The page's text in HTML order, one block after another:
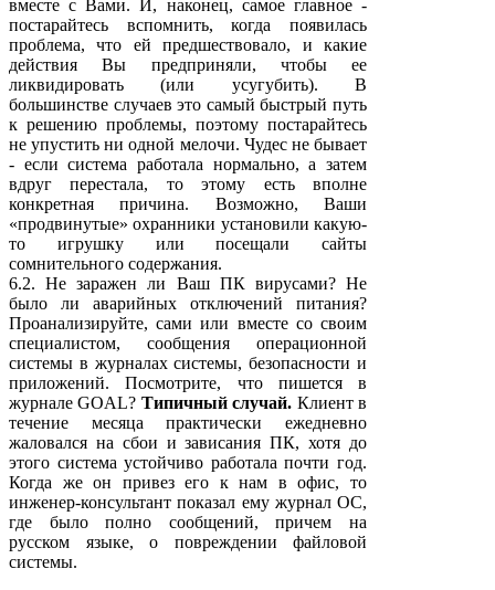
вместе с Вами. И, наконец, самое главное -
постарайтесь вспомнить, когда появилась
проблема, что ей предшествовало, и какие
действия Вы предприняли, чтобы ее
ликвидировать (или усугубить). В
большинстве случаев это самый быстрый путь
к решению проблемы, поэтому постарайтесь
не упустить ни одной мелочи. Чудес не бывает
- если система работала нормально, а затем
вдруг перестала, то этому есть вполне
конкретная причина. Возможно, Ваши
«продвинутые» охранники установили какую-
то игрушку или посещали сайты
сомнительного содержания.
6.2. Не заражен ли Ваш ПК вирусами? Не
было ли аварийных отключений питания?
Проанализируйте, сами или вместе со своим
специалистом, сообщения операционной
системы в журналах системы, безопасности и
приложений. Посмотрите, что пишется в
журнале GOAL? Типичный случай. Клиент в
течение месяца практически ежедневно
жаловался на сбои и зависания ПК, хотя до
этого система устойчиво работала почти год.
Когда же он привез его к нам в офис, то
инженер-консультант показал ему журнал ОС,
где было полно сообщений, причем на
русском языке, о повреждении файловой
системы.